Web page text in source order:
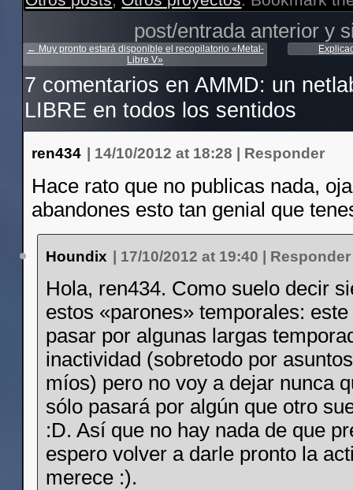
post/entrada anterior y
← Muy pronto estará disponible el recopilatorio «Metal-
Libre V»
7 comentarios enAMMD: un
LIBRE en todos los sentidos
ren434 14/10/2012 at 18:28 Responder
Hace rato que no publicas nada,
abandones esto tan genial que
Houndix | 17/10/2012 at 19:40 | Responder
Hola, ren434. Como suelo decir
estos «parones» temporales:
pasar por algunas largas
inactividad (sobretodo por
míos) pero no voy a dejar nunca
sólo pasará por algún que otro
:D. Así que no hay nada de que
espero volver a darle pronto la
merece :).